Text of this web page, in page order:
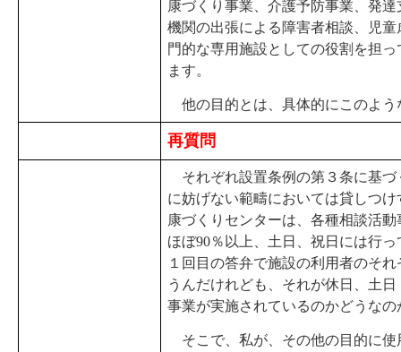
康づくり事業、介護予防事業、発
機関の出張による障害者相談、児
門的な専用施設としての役割を担
ます。
他の目的とは、具体的にこのよう
再質問
それぞれ設置条例の第３条に基づ
に妨げない範疇においては貸しつ
康づくりセンターは、各種相談活
ほぼ90％以上、土日、祝日には行
１回目の答弁で施設の利用者のそ
うんだけれども、それが休日、土
事業が実施されているのかどうな
そこで、私が、その他の目的に使